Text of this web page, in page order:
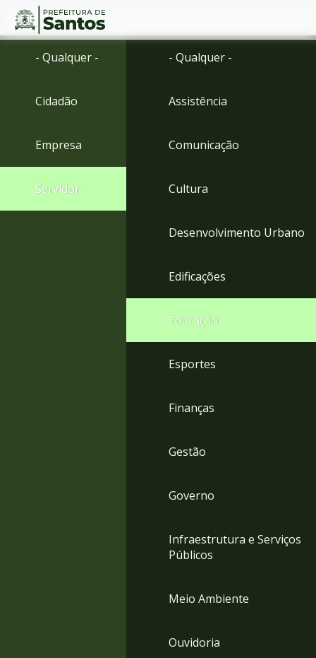
Ir
menu
para
Conteúdo
- Qualquer -
Cidadão
Empresa
Servidor
- Qualquer -
Assistência
Comunicação
Cultura
Desenvolvimento Urbano
Edificações
Educação
Esportes
Finanças
Gestão
Governo
Infraestrutura e Serviços
Públicos
Meio Ambiente
Ouvidoria